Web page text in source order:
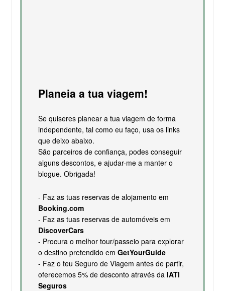
Planeia a tua viagem!
Se quiseres planear a tua viagem de forma
independente, tal como eu faço, usa os links
que deixo abaixo.
São parceiros de confiança, podes conseguir
alguns descontos, e ajudar-me a manter o
blogue. Obrigada!
- Faz as tuas reservas de alojamento em
Booking.com
- Faz as tuas reservas de automóveis em
DiscoverCars
- Procura o melhor tour/passeio para explorar
o destino pretendido em GetYourGuide
- Faz o teu Seguro de Viagem antes de partir,
oferecemos 5% de desconto através da IATI
Seguros